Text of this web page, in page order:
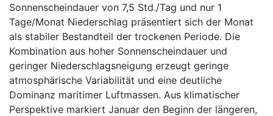
Sonnenscheindauer von 7,5 Std./Tag und nur 1
Tage/Monat Niederschlag präsentiert sich der Monat
als stabiler Bestandteil der trockenen Periode. Die
Kombination aus hoher Sonnenscheindauer und
geringer Niederschlagsneigung erzeugt geringe
atmosphärische Variabilität und eine deutliche
Dominanz maritimer Luftmassen. Aus klimatischer
Perspektive markiert Januar den Beginn der längeren,